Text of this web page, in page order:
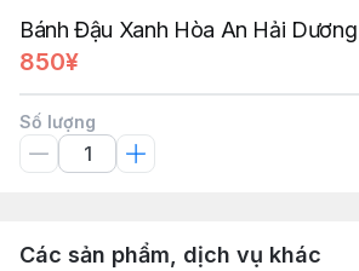
Bánh Đậu Xanh Hòa An Hải
850¥
Số lượng
Các sản phẩm, dịch vụ khác